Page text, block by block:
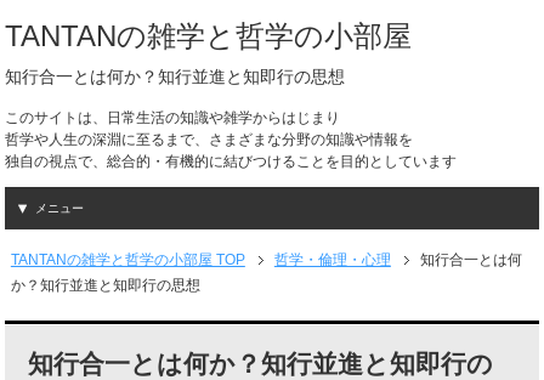
TANTANの雑学と哲学の小部屋
知行合一とは何か？知行並進と知即行の思想
このサイトは、日常生活の知識や雑学からはじまり
哲学や人生の深淵に至るまで、さまざまな分野の知識や情報を
独自の視点で、総合的・有機的に結びつけることを目的としています
メニュー
TANTANの雑学と哲学の小部屋 TOP 哲学・倫理・心理
知行合一とは何
か？知行並進と知即行の思想
知行合一とは何か？知行並進と知即行の